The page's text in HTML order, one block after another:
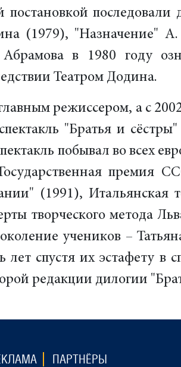
постановкой
(1979), "Назначение"
в 1980 году
Театром Додина.
режиссером, а с
"Братья и
побывал во всех
премия
(1991),
творческого метода
учеников –
лет спустя их эстафету в
редакции дилогии
ПАРТНЁРЫ